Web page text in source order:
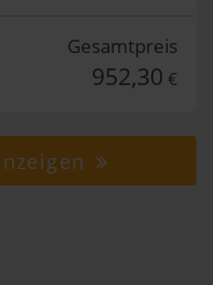
Gesamtpreis
952,30 €